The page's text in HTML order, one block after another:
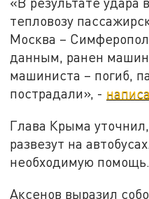
тепловозу
Москва –
данным, ранен
машиниста – погиб,
пострадали», -
Глава Крыма
развезут на
необходимую помощь.
Аксенов выразил